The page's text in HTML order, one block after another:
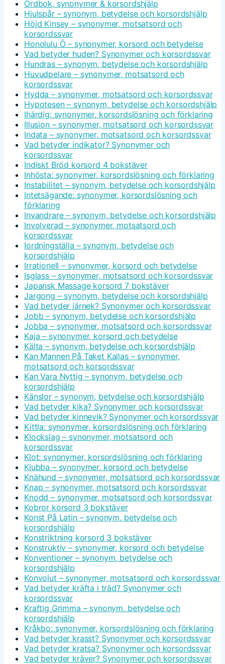
Ordbok, synonymer & korsordshjälp
Hjulspår – synonym, betydelse och korsordshjälp
Höjd Kinsey – synonymer, motsatsord och
korsordssvar
Honolulu Ö – synonymer, korsord och betydelse
Vad betyder huden? Synonymer och korsordssvar
Hundras – synonym, betydelse och korsordshjälp
Huvudpelare – synonymer, motsatsord och
korsordssvar
Hydda – synonymer, motsatsord och korsordssvar
Hypotesen – synonym, betydelse och korsordshjälp
Ihärdig: synonymer, korsordslösning och förklaring
Illusion – synonymer, motsatsord och korsordssvar
Indata – synonymer, motsatsord och korsordssvar
Vad betyder indikator? Synonymer och
korsordssvar
Indiskt Bröd korsord 4 bokstäver
Inhösta: synonymer, korsordslösning och förklaring
Instabilitet – synonym, betydelse och korsordshjälp
Intetsägande: synonymer, korsordslösning och
förklaring
Invandrare – synonym, betydelse och korsordshjälp
Involverad – synonymer, motsatsord och
korsordssvar
Iordningställa – synonym, betydelse och
korsordshjälp
Irrationell – synonymer, korsord och betydelse
Isglass – synonymer, motsatsord och korsordssvar
Japansk Massage korsord 7 bokstäver
Jargong – synonym, betydelse och korsordshjälp
Vad betyder järnek? Synonymer och korsordssvar
Jobb – synonym, betydelse och korsordshjälp
Jobba – synonymer, motsatsord och korsordssvar
Kaja – synonymer, korsord och betydelse
Kälta – synonym, betydelse och korsordshjälp
Kan Mannen På Taket Kallas – synonymer,
motsatsord och korsordssvar
Kan Vara Nyttig – synonym, betydelse och
korsordshjälp
Känslor – synonym, betydelse och korsordshjälp
Vad betyder kika? Synonymer och korsordssvar
Vad betyder kinnevik? Synonymer och korsordssvar
Kittla: synonymer, korsordslösning och förklaring
Klockslag – synonymer, motsatsord och
korsordssvar
Klot: synonymer, korsordslösning och förklaring
Klubba – synonymer, korsord och betydelse
Knähund – synonymer, motsatsord och korsordssvar
Knap – synonymer, motsatsord och korsordssvar
Knodd – synonymer, motsatsord och korsordssvar
Kobror korsord 3 bokstäver
Konst På Latin – synonym, betydelse och
korsordshjälp
Konstriktning korsord 3 bokstäver
Konstruktiv – synonymer, korsord och betydelse
Konventioner – synonym, betydelse och
korsordshjälp
Konvolut – synonymer, motsatsord och korsordssvar
Vad betyder kräfta i träd? Synonymer och
korsordssvar
Kraftig Grimma – synonym, betydelse och
korsordshjälp
Kråkbo: synonymer, korsordslösning och förklaring
Vad betyder krasst? Synonymer och korsordssvar
Vad betyder kratsa? Synonymer och korsordssvar
Vad betyder kräver? Synonymer och korsordssvar